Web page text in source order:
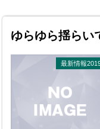
ゆらゆら揺らい
最新情報